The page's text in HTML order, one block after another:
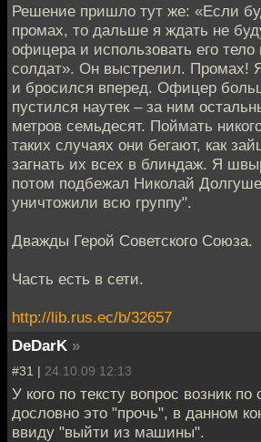
Решение пришло тут же: «Если
промах, то дальше я ждать не
офицера и использовать его тело
солдат». Он выстрелил. Промах!
и бросился вперед. Офицер
пустился наутек – за ним
метров семьдесят. Поймать
таких случаях они бегают, как
загнать их всех в блиндаж. Я
потом подбежал Николай
уничтожили всю группу".
Дважды Герой Советского Союза.
Часть есть в сети.
http://lib.rus.ec/b/32657
DeDarK »
#31 | 24.10.09 12:13
У кого по тексту вопрос возник по
дословно это "прочь", в данном
ввиду "выйти из машины".